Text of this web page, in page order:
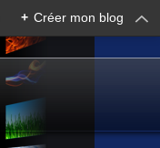
+ Créer mon blog